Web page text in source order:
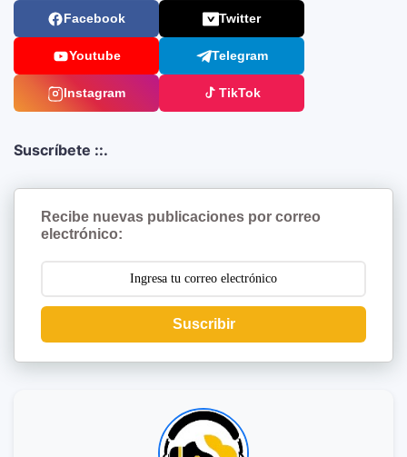
Facebook Twitter
Youtube Telegram
Instagram TikTok
Suscríbete ::.
Recibe nuevas publicaciones por correo
electrónico:
Suscribir